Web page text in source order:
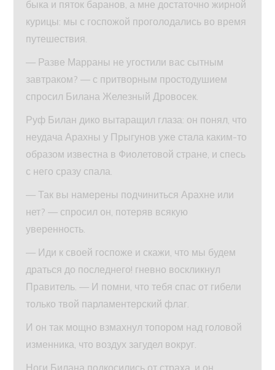
быка и пяток баранов, а мне достаточно жирной
курицы: мы с госпожой проголодались во время
путешествия.
— Разве Марраны не угостили вас сытным
завтраком? — с притворным простодушием
спросил Билана Железный Дровосек.
Руф Билан дико вытаращил глаза: он понял, что
неудача Арахны у Прыгунов уже стала каким-то
образом известна в Фиолетовой стране, и спесь
с него сразу спала.
— Так вы намерены подчиниться Арахне или
нет? — спросил он, потеряв всякую
уверенность.
— Иди к своей госпоже и скажи, что мы будем
драться до последнего! гневно воскликнул
Правитель. — И помни, что тебя спас от гибели
только твой парламентерский флаг.
И он так мощно взмахнул топором над головой
изменника, что воздух загудел вокруг.
Ноги Билана подкосились от страха, и он,